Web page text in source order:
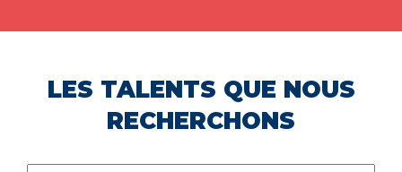
LES TALENTS QUE NOUS
RECHERCHONS